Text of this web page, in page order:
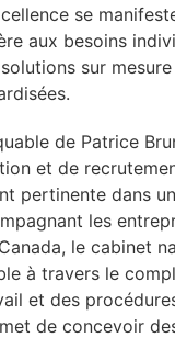
se
aux besoins
sur
de Patrice
et de
pertinente dans
les
le cabinet
à travers le
et des
de concevoir